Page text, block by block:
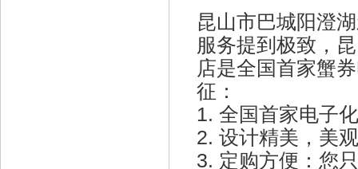
昆山市巴城阳澄
服务提到极致，
店是全国首家蟹
征：
1. 全国首家电子
2. 设计精美，美
3. 定购方便：您